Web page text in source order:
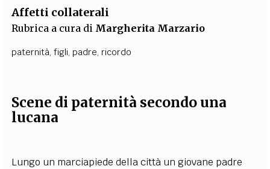
Affetti collaterali
Rubrica a cura di Margherita Marzario
paternità,figli, padre, ricordo
Scene di paternità secondo una
lucana
Lungo un marciapiede della città un giovane padre